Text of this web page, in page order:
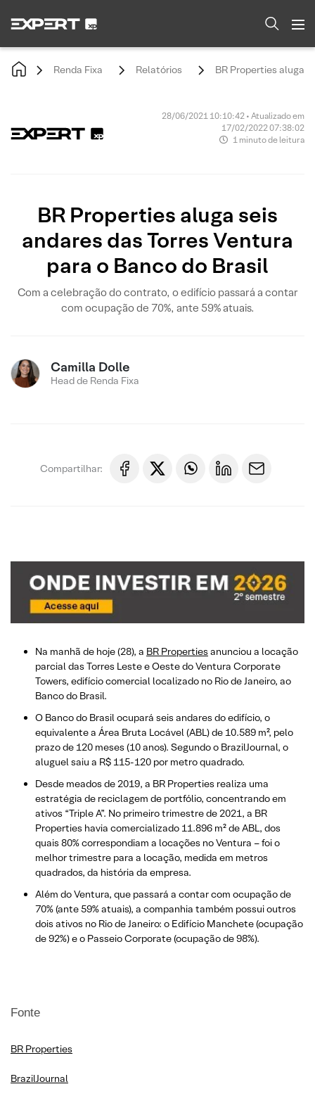
Renda Fixa Relatórios BR Properties aluga
28/06/2021 10:10:42 • Atualizado em
17/02/2022 07:38:02
1 minuto de leitura
BR Properties aluga seis
andares das Torres Ventura
para o Banco do Brasil
Com a celebração do contrato, o edifício passará a contar
com ocupação de 70%, ante 59% atuais.
Camilla Dolle
Head de Renda Fixa
Compartilhar:
Na manhã de hoje (28), a BR Properties anunciou a locação
parcial das Torres Leste e Oeste do Ventura Corporate
Towers, edifício comercial localizado no Rio de Janeiro, ao
Banco do Brasil.
O Banco do Brasil ocupará seis andares do edifício, o
equivalente a Área Bruta Locável (ABL) de 10.589 m², pelo
prazo de 120 meses (10 anos). Segundo o BrazilJournal, o
aluguel saiu a R$ 115-120 por metro quadrado.
Desde meados de 2019, a BR Properties realiza uma
estratégia de reciclagem de portfólio, concentrando em
ativos “Triple A”. No primeiro trimestre de 2021, a BR
Properties havia comercializado 11.896 m² de ABL, dos
quais 80% correspondiam a locações no Ventura – foi o
melhor trimestre para a locação, medida em metros
quadrados, da história da empresa.
Além do Ventura, que passará a contar com ocupação de
70% (ante 59% atuais), a companhia também possui outros
dois ativos no Rio de Janeiro: o Edifício Manchete (ocupação
de 92%) e o Passeio Corporate (ocupação de 98%).
Fonte
BR Properties
BrazilJournal